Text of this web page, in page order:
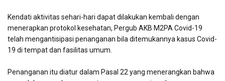
Kendati aktivitas sehari-hari dapat dilakukan kembali dengan
menerapkan protokol kesehatan, Pergub AKB M2PA Covid-19
telah mengantisipasi penanganan bila ditemukannya kasus Covid-
19 di tempat dan fasilitas umum.
Penanganan itu diatur dalam Pasal 22 yang menerangkan bahwa